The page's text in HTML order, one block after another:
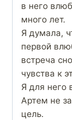
в него
много лет.
Я думала,
первой
встреча
чувства к
Я для него
Артем не
цель.